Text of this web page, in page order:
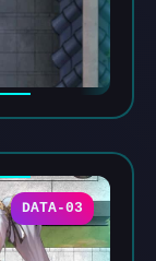
DATA-03